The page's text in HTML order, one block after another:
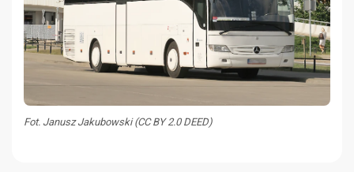
Fot. Janusz Jakubowski (CC BY 2.0 DEED)